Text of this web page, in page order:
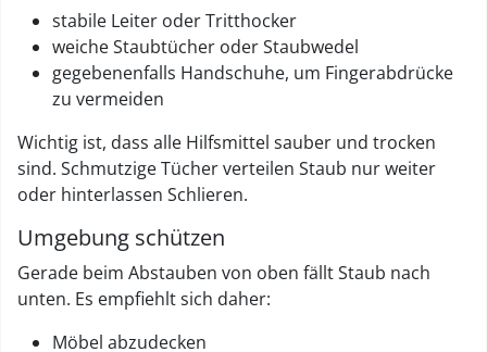
stabile Leiter oder Tritthocker
weiche Staubtücher oder Staubwedel
gegebenenfalls Handschuhe, um Fingerabdrücke
zu vermeiden
Wichtig ist, dass alle Hilfsmittel sauber und trocken
sind. Schmutzige Tücher verteilen Staub nur weiter
oder hinterlassen Schlieren.
Umgebung schützen
Gerade beim Abstauben von oben fällt Staub nach
unten. Es empfiehlt sich daher:
Möbel abzudecken